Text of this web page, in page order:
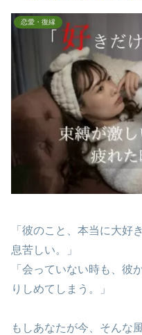
恋愛・復縁
「彼のこと、本当に大
息苦しい。」
「会っていない時も、彼
りしめてしまう。」
もしあなたが今、そんな